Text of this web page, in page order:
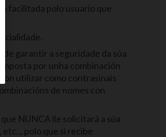
facilitada polo usuario que
garantir a seguridade da súa
por unha combinación
utilizar como contrasinais
de nomes con
NUNCA lle solicitará a súa
polo que si recibe